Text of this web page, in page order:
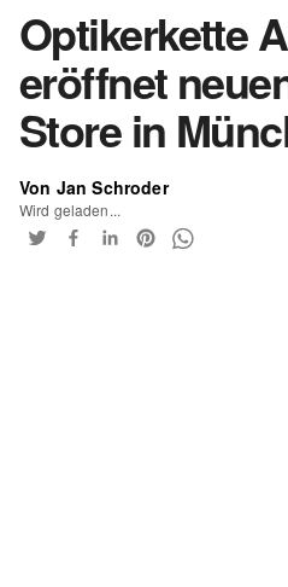
Optikerkette
eröffnet
Store in
Von Jan Schroder
Wird geladen...